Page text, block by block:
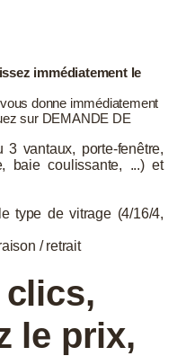
immédiatement le
donne immédiatement
sur DEMANDE DE
vantaux, porte-fenêtre,
baie coulissante, ...) et
type de vitrage (4/16/4,
/ retrait
clics,
le prix,